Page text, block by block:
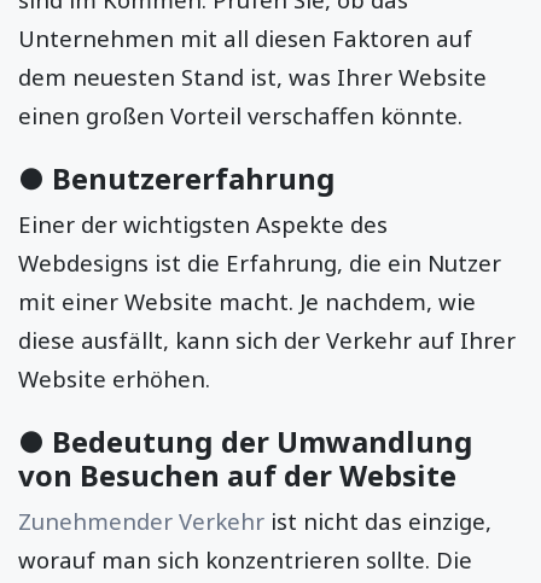
Unternehmen mit all diesen Faktoren auf
dem neuesten Stand ist, was Ihrer Website
einen großen Vorteil verschaffen könnte.
● Benutzererfahrung
Einer der wichtigsten Aspekte des
Webdesigns ist die Erfahrung, die ein Nutzer
mit einer Website macht. Je nachdem, wie
diese ausfällt, kann sich der Verkehr auf Ihrer
Website erhöhen.
● Bedeutung der Umwandlung
von Besuchen auf der Website
Zunehmender Verkehr ist nicht das einzige,
worauf man sich konzentrieren sollte. Die